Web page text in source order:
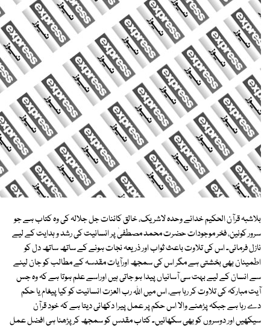
بلاشبہ قرآن الحکیم خدائے وحدہ لاشریک، خالق کائنات جل جلالہ کی وہ کتاب ہے جو
سرور کونین، فخر موجودات حضرت محمد مصطفیٰ پر انسانیت کی رشد و ہدایت کے لیے
نازل فرمائی۔ اس کی تلاوت باعث ثواب اور ذریعہ نجات ہونے کے ساتھ ساتھ دل کو
اطمینان بھی بخشتی ہے مگر اس کی سمجھ اورآیات مقدسہ کے مطالب کو جان لینے
سے انسان کے لیے بہت سی آسانیاں پیدا ہو جاتی ہیں اوراسے علم ہوتا ہے کہ وہ جس
آیت مبارکہ کی تلاوت کر رہا ہے، اس میں اللہ رب العزت انسانیت کو کیا پیغام یا حکم
دے رہا ہے جبکہ پڑھنے والا اس حکم پر عمل پیرا دکھائی دیتا ہے کہ خود قرآن
سیکھیں اور دوسروں کو بھی سکھائیں۔ کتاب مقدس کو سمجھ کر پڑھنا ہی افضل عمل